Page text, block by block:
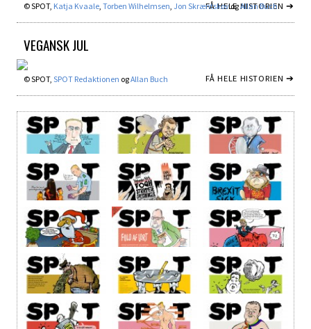
FÅ HELE HISTORIEN ➔
© SPOT, Katja Kvaale,Torben Wilhelmsen, Jon SkræntskovogAllan Buch
VEGANSK JUL
FÅ HELE HISTORIEN ➔
© SPOT,SPOT Redaktionen ogAllan Buch